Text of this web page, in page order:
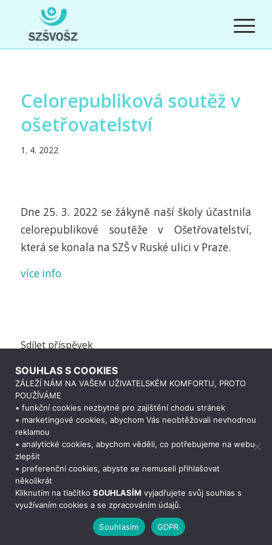
Celorepubliková soutěž v
ošetřovatelství
1. 4. 2022
Dne 25. 3. 2022 se žákyně naší školy účastnila
celorepublikové soutěže v Ošetřovatelství,
která se konala na SZŠ v Ruské ulici v Praze.
více info
Sdílet příspěvek
SOUHLAS S COOKIES
ZÁLEŽÍ NÁM NA VAŠEM UŽIVATELSKÉM KOMFORTU, PROTO
POUŽÍVÁME
• funkční cookies nezbytné pro zajištění chodu stránek
• marketingové cookies, abychom Vás neobtěžovali nevhodnou
reklamou
• analytické cookies, abychom věděli, co potřebujeme na webu
zlepšit
• preferenční cookies, abyste se nemuseli přihlašovat
několikrát
Kliknutím na tlačítko SOUHLASÍM vyjadřujete svůj souhlas s
využívaním cookies a se zpracováním údajů.
Souhlasím GDPR